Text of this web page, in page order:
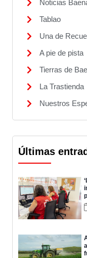
Noticias
Tablao
Una de
A pie de pista
Tierras de
La Trastienda
Nuestros
Últimas